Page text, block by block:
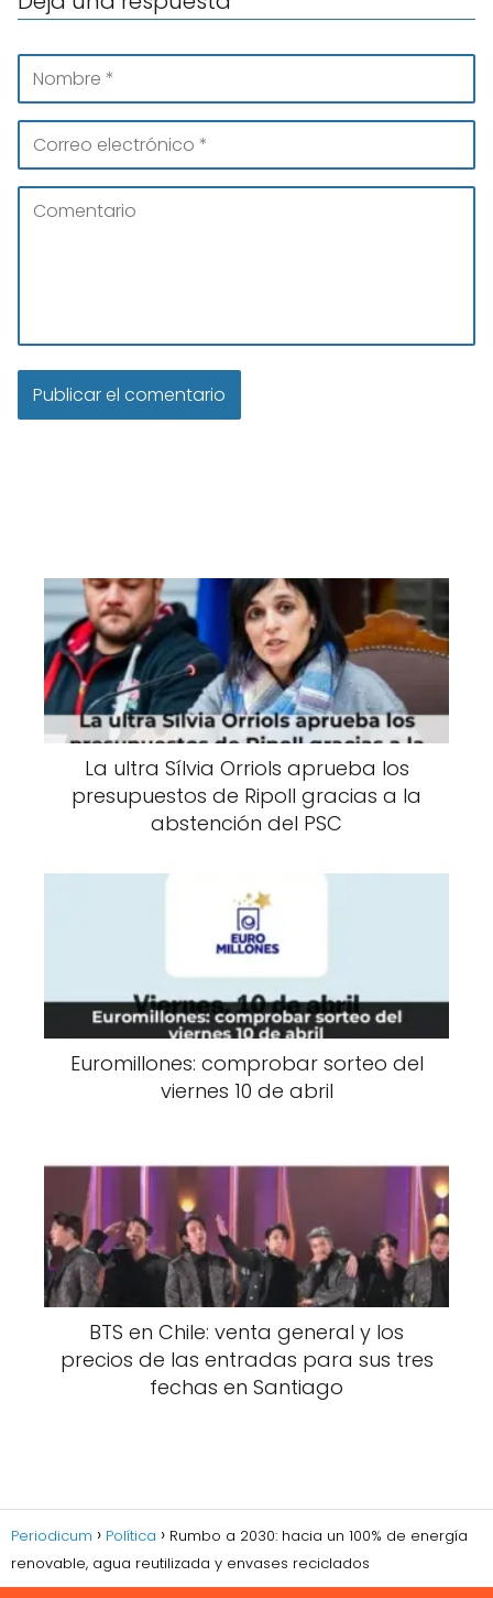
La ultra Sílvia Orriols aprueba los
presupuestos de Ripoll gracias a la
abstención del PSC
Euromillones: comprobar sorteo del
viernes 10 de abril
BTS en Chile: venta general y los
precios de las entradas para sus tres
fechas en Santiago
Periodicum Política
Rumbo a 2030: hacia un 100% de energía
renovable, agua reutilizada y envases reciclados